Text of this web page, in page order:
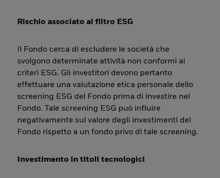
Rischio associato al filtro ESG
Il Fondo cerca di escludere le società che
svolgono determinate attività non conformi ai
criteri ESG. Gli investitori devono pertanto
effettuare una valutazione etica personale dello
screening ESG del Fondo prima di investire nel
Fondo. Tale screening ESG può influire
negativamente sul valore degli investimenti del
Fondo rispetto a un fondo privo di tale screening.
Investimento in titoli tecnologici